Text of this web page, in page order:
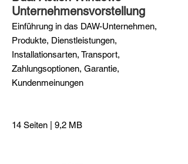
Unternehmensvorstellung
Einführung in das DAW-Unternehmen,
Produkte, Dienstleistungen,
Installationsarten, Transport,
Zahlungsoptionen, Garantie,
Kundenmeinungen
14 Seiten | 9,2 MB